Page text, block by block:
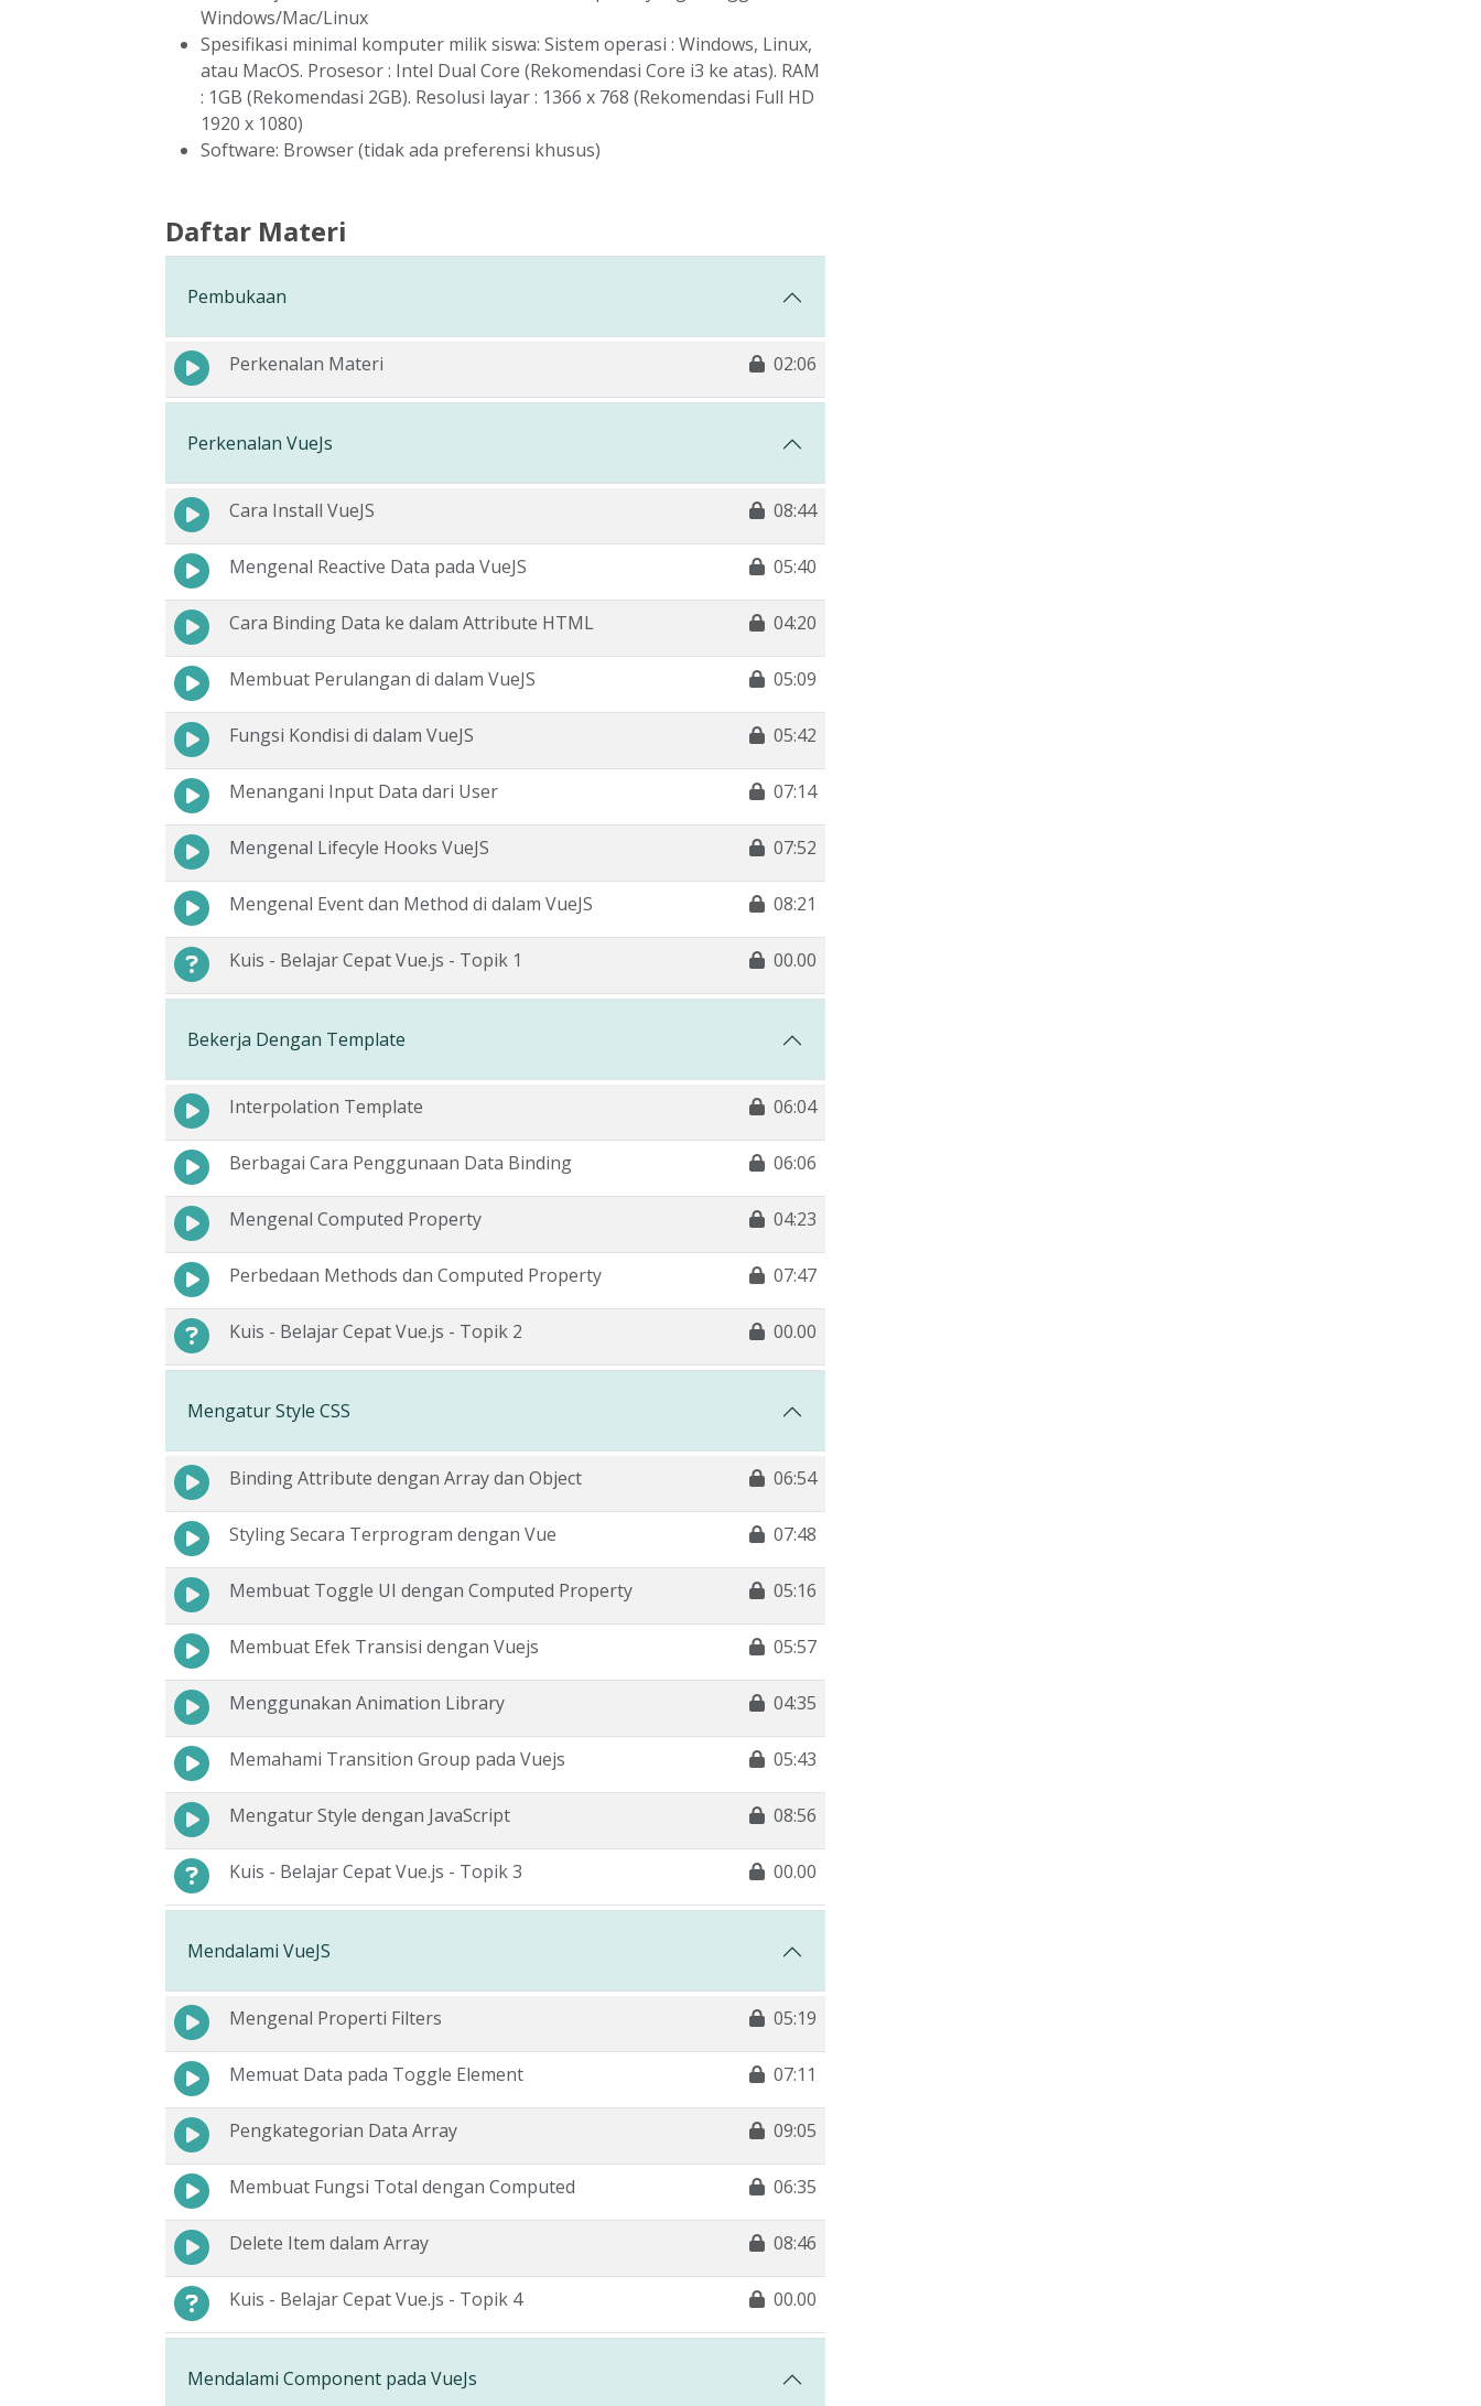
Windows/Mac/Linux
Spesifikasi minimal komputer milik siswa: Sistem operasi : Windows, Linux,
atau MacOS. Prosesor : Intel Dual Core (Rekomendasi Core i3 ke atas). RAM
: 1GB (Rekomendasi 2GB). Resolusi layar : 1366 x 768 (Rekomendasi Full HD
1920 x 1080)
Software: Browser (tidak ada preferensi khusus)
Daftar Materi
Pembukaan
Perkenalan Materi 02:06
Perkenalan VueJs
Cara Install VueJS 08:44
Mengenal Reactive Data pada VueJS 05:40
Cara Binding Data ke dalam Attribute HTML 04:20
Membuat Perulangan di dalam VueJS 05:09
Fungsi Kondisi di dalam VueJS 05:42
Menangani Input Data dari User 07:14
Mengenal Lifecyle Hooks VueJS 07:52
Mengenal Event dan Method di dalam VueJS 08:21
Kuis - Belajar Cepat Vue.js - Topik 1 00.00
Bekerja Dengan Template
Interpolation Template 06:04
Berbagai Cara Penggunaan Data Binding 06:06
Mengenal Computed Property 04:23
Perbedaan Methods dan Computed Property 07:47
Kuis - Belajar Cepat Vue.js - Topik 2 00.00
Mengatur Style CSS
Binding Attribute dengan Array dan Object 06:54
Styling Secara Terprogram dengan Vue 07:48
Membuat Toggle UI dengan Computed Property 05:16
Membuat Efek Transisi dengan Vuejs 05:57
Menggunakan Animation Library 04:35
Memahami Transition Group pada Vuejs 05:43
Mengatur Style dengan JavaScript 08:56
Kuis - Belajar Cepat Vue.js - Topik 3 00.00
Mendalami VueJS
Mengenal Properti Filters 05:19
Memuat Data pada Toggle Element 07:11
Pengkategorian Data Array 09:05
Membuat Fungsi Total dengan Computed 06:35
Delete Item dalam Array 08:46
Kuis - Belajar Cepat Vue.js - Topik 4 00.00
Mendalami Component pada VueJs